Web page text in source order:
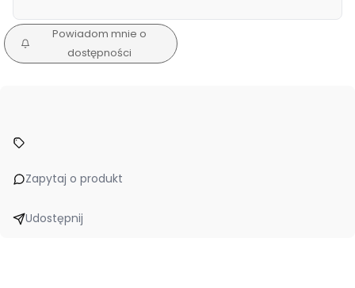
Powiadom mnie o
dostępności
Zapytaj o produkt
Udostępnij